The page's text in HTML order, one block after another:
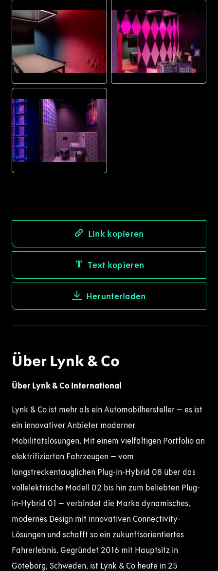
JPG JPG
JPG
Link kopieren
Text kopieren
Herunterladen
Über Lynk & Co
Über Lynk & Co International
Lynk & Co ist mehr als ein Automobilhersteller – es ist
ein innovativer Anbieter moderner
Mobilitätslösungen. Mit einem vielfältigen Portfolio an
elektrifizierten Fahrzeugen – vom
langstreckentauglichen Plug-in-Hybrid 08 über das
vollelektrische Modell 02 bis hin zum beliebten Plug-
in-Hybrid 01 – verbindet die Marke dynamisches,
modernes Design mit innovativen Connectivity-
Lösungen und schafft so ein zukunftsorientiertes
Fahrerlebnis. Gegründet 2016 mit Hauptsitz in
Göteborg, Schweden, ist Lynk & Co heute in 25